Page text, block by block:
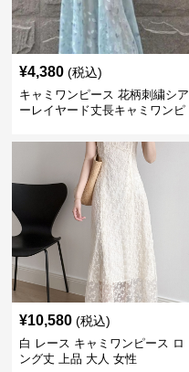
¥4,380 (税込)
キャミワンピース 花柄刺繍シア
ーレイヤード丈長キャミワンピ
¥10,580 (税込)
白 レース キャミワンピース ロ
ング丈 上品 大人 女性